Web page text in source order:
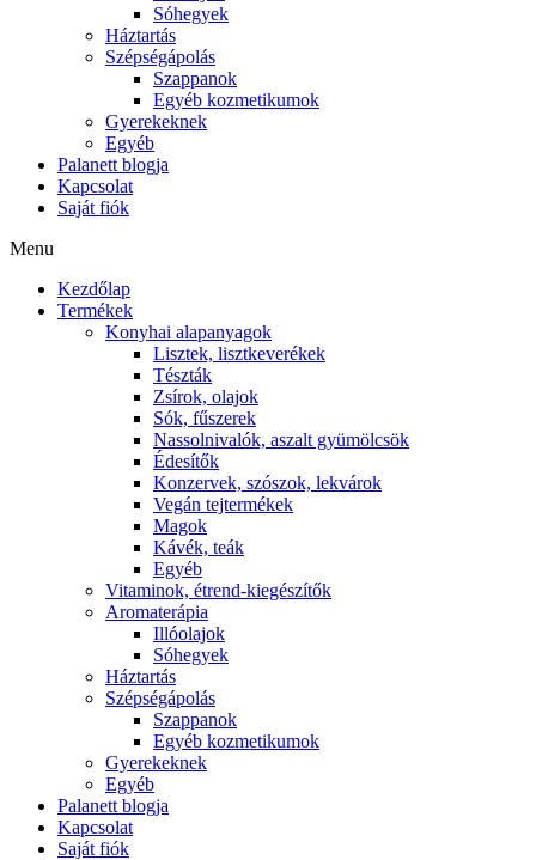
Sóhegyek
Háztartás
Szépségápolás
Szappanok
Egyéb kozmetikumok
Gyerekeknek
Egyéb
Palanett blogja
Kapcsolat
Saját fiók
Menu
Kezdőlap
Termékek
Konyhai alapanyagok
Lisztek, lisztkeverékek
Tészták
Zsírok, olajok
Sók, fűszerek
Nassolnivalók, aszalt gyümölcsök
Édesítők
Konzervek, szószok, lekvárok
Vegán tejtermékek
Magok
Kávék, teák
Egyéb
Vitaminok, étrend-kiegészítők
Aromaterápia
Illóolajok
Sóhegyek
Háztartás
Szépségápolás
Szappanok
Egyéb kozmetikumok
Gyerekeknek
Egyéb
Palanett blogja
Kapcsolat
Saját fiók